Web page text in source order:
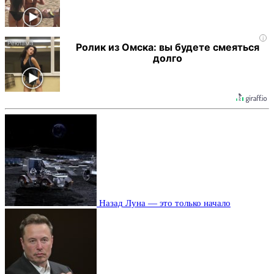
i
Ролик из Омска: вы будете смеяться
долго
Назад Луна — это только начало